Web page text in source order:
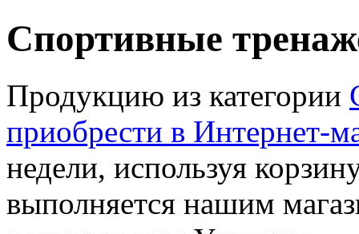
Спортивные
Продукцию из категории
приобрести в Интернет-
недели, используя
выполняется нашим